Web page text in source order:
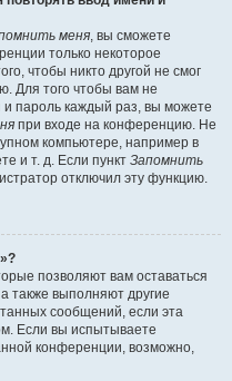
меня, вы сможете
только некоторое
чтобы никто другой не смог
Для того чтобы вам не
и пароль каждый раз, вы можете
при входе на конференцию. Не
компьютере, например в
и т. д. Если пункт Запомнить
отключил эту функцию.
позволяют вам оставаться
также выполняют другие
сообщений, если эта
Если вы испытываете
конференции, возможно,